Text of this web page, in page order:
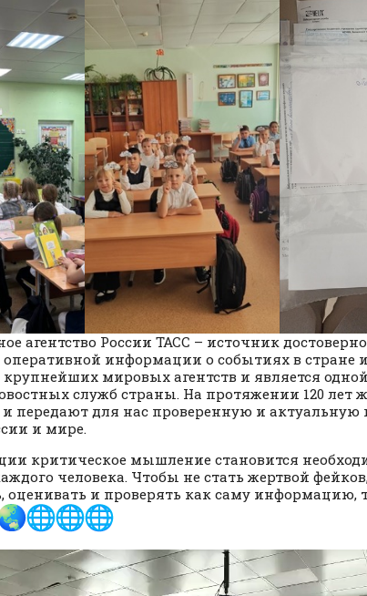
агентство России ТАСС – источник
информации о событиях в стране
крупнейших мировых агентств и является
служб страны. На протяжении 120 лет
и передают для нас проверенную и
и мире.
критическое мышление становится
человека. Чтобы не стать жертвой
оценивать и проверять как саму информацию,